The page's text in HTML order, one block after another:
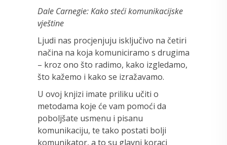
Dale Carnegie: Kako steći komunikacijske
vještine
Ljudi nas procjenjuju isključivo na četiri
načina na koja komuniciramo s drugima
– kroz ono što radimo, kako izgledamo,
što kažemo i kako se izražavamo.
U ovoj knjizi imate priliku učiti o
metodama koje će vam pomoći da
poboljšate usmenu i pisanu
komunikaciju, te tako postati bolji
komunikator, a to su glavni koraci